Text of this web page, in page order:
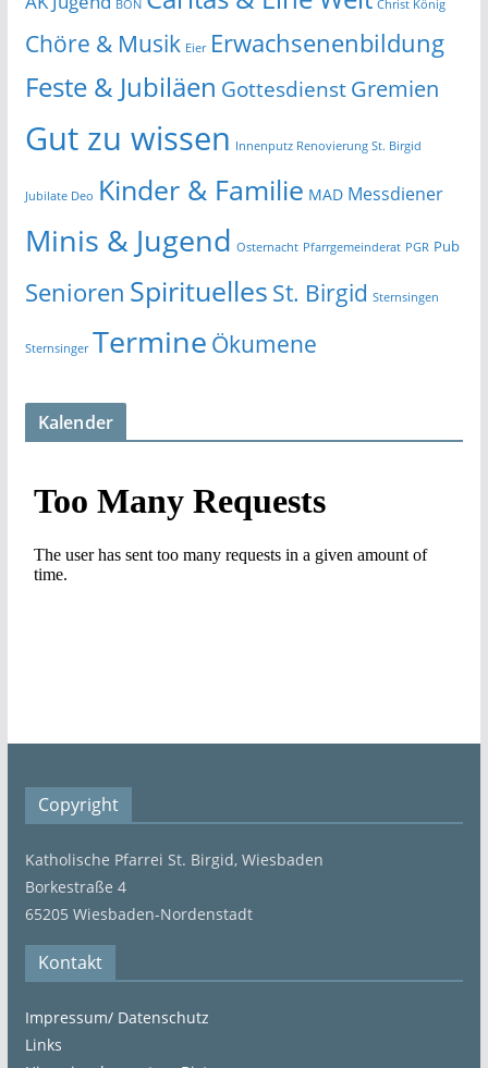
BON Christ König
Chöre & Musik Eier Erwachsenenbildung
Feste & Jubiläen GottesdienstGremien
Gut zu wissen Innenputz Renovierung St. Birgid
Jubilate Deo Kinder & Familie MAD Messdiener
Minis & Jugend Osternacht Pfarrgemeinderat PGR Pub
Senioren Spirituelles St. Birgid Sternsingen
Sternsinger Termine Ökumene
Kalender
Copyright
Katholische Pfarrei St. Birgid, Wiesbaden
Borkestraße 4
65205 Wiesbaden-Nordenstadt
Kontakt
Impressum/ Datenschutz
Links